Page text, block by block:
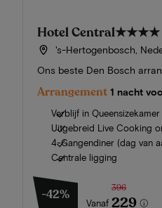
Hotel Central★★★★
's-Hertogenbosch,
Ons beste Den Bosch
Arrangement 1 nacht
Verblijf in Queensizekamer
Uitgebreid Live Cooking
4-Gangendiner (dag van
Centrale ligging
-42%
Vanaf
396
229